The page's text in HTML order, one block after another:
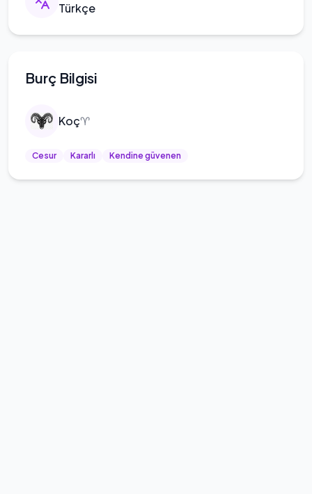
Türkçe
Burç Bilgisi
Koç♈
Cesur Kararlı Kendine güvenen